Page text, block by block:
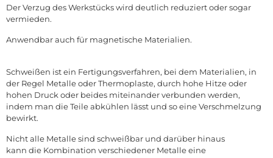
Der Verzug des Werkstücks wird deutlich reduziert oder sogar
vermieden.
Anwendbar auch für magnetische Materialien.
Schweißen ist ein Fertigungsverfahren, bei dem Materialien, in
der Regel Metalle oder Thermoplaste, durch hohe Hitze oder
hohen Druck oder beides miteinander verbunden werden,
indem man die Teile abkühlen lässt und so eine Verschmelzung
bewirkt.
Nicht alle Metalle sind schweißbar und darüber hinaus
kann die Kombination verschiedener Metalle eine